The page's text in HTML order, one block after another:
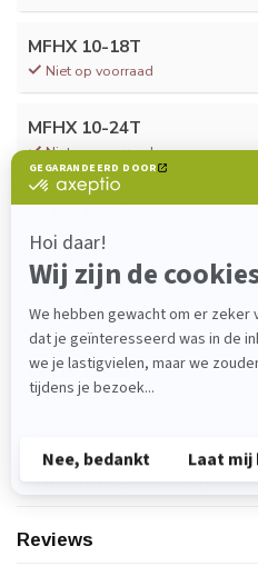
MFHX 10-18T
Niet op voorraad
MFHX 10-24T
Niet op voorraad
MFHX 10-32T
Niet op voorraad
MFHX 13-18T
Niet op voorraad
MFHX 13-24T
Niet op voorraad
Productomschrijving
Reviews